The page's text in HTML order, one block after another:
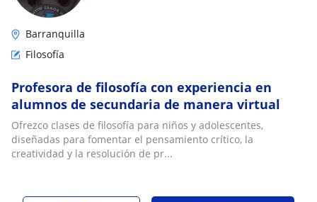
Barranquilla
Filosofía
Profesora de filosofía con experiencia en
alumnos de secundaria de manera virtual
Ofrezco clases de filosofía para niños y adolescentes,
diseñadas para fomentar el pensamiento crítico, la
creatividad y la resolución de pr...